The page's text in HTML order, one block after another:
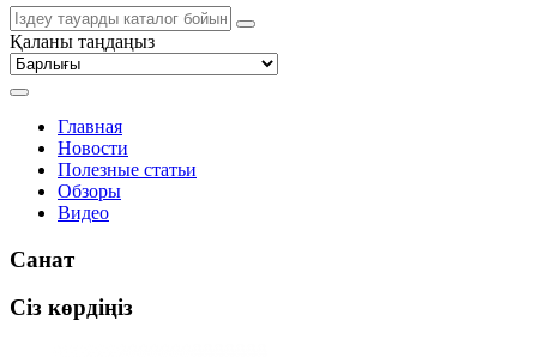
Қаланы таңдаңыз
Главная
Новости
Полезные статьи
Обзоры
Видео
Санат
Сіз көрдіңіз